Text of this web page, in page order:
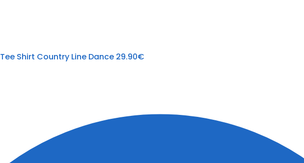
Tee Shirt Country Line Dance 29.90€